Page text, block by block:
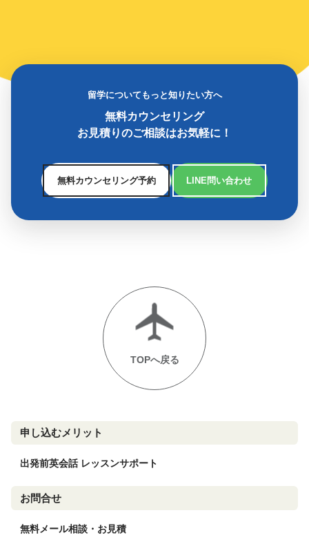
留学についてもっと知りたい方へ
無料カウンセリング
お見積りのご相談はお気軽に！
無料カウンセリング予約 LINE問い合わせ
TOPへ戻る
申し込むメリット
出発前英会話 レッスンサポート
お問合せ
無料メール相談・お見積